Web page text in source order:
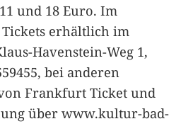
und 18 Euro. Im
erhältlich im
Havenstein-Weg 1,
bei anderen
Frankfurt Ticket und
über www.kultur-bad-